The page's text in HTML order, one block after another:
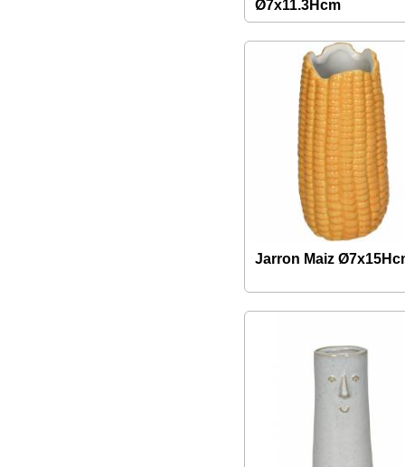
Ø7x11.3Hcm
Jarron Maiz